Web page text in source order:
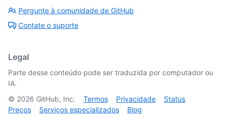
Pergunte à comunidade de GitHub
Contate o suporte
Legal
Parte desse conteúdo pode ser traduzida por computador ou
IA.
© 2026 GitHub, Inc. Termos Privacidade
Status
Preços
Serviços especializados Blog